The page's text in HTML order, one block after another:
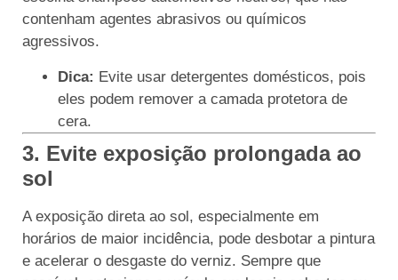
contenham agentes abrasivos ou químicos
agressivos.
Dica: Evite usar detergentes domésticos, pois
eles podem remover a camada protetora de
cera.
3. Evite exposição prolongada ao
sol
A exposição direta ao sol, especialmente em
horários de maior incidência, pode desbotar a pintura
e acelerar o desgaste do verniz. Sempre que